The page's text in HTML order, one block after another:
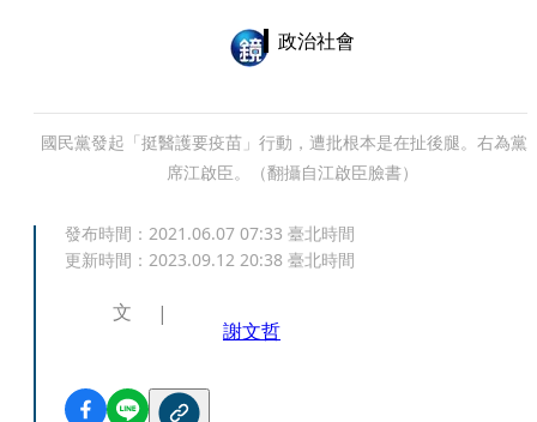
政治社會
國民黨發起「挺醫護要疫苗」行動，遭批根本是在扯後腿。右為黨
席江啟臣。（翻攝自江啟臣臉書）
發布時間： 2021.06.07 07:33 臺北時間
更新時間： 2023.09.12 20:38 臺北時間
文
謝文哲